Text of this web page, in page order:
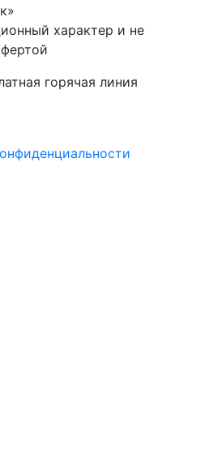
характер и не
горячая линия